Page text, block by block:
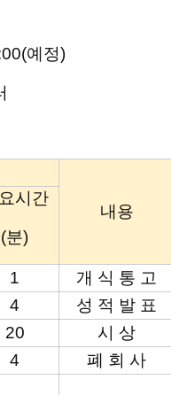
예정)
내용
시간
(분)
1
개 식 통 고
4
성 적 발 표
20
시 상
4 폐 회 사